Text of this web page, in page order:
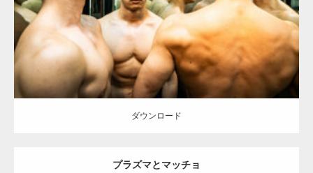
ダウンロード
ダウンロード
プラズマとマッチョ